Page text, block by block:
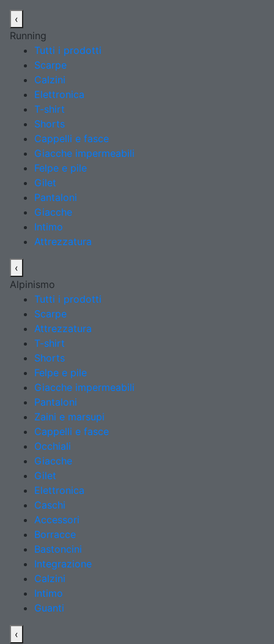
‹
Running
Tutti i prodotti
Scarpe
Calzini
Elettronica
T-shirt
Shorts
Cappelli e fasce
Giacche impermeabili
Felpe e pile
Gilet
Pantaloni
Giacche
Intimo
Attrezzatura
‹
Alpinismo
Tutti i prodotti
Scarpe
Attrezzatura
T-shirt
Shorts
Felpe e pile
Giacche impermeabili
Pantaloni
Zaini e marsupi
Cappelli e fasce
Occhiali
Giacche
Gilet
Elettronica
Caschi
Accessori
Borracce
Bastoncini
Integrazione
Calzini
Intimo
Guanti
‹